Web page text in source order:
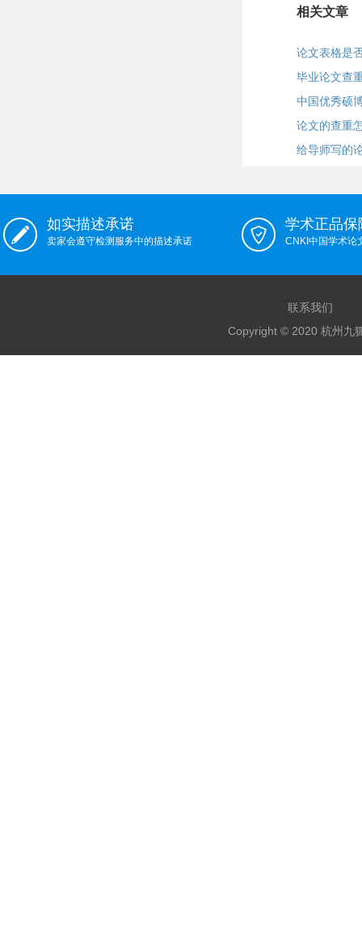
相关文章
论文表格是
毕业论文查
中国优秀硕
论文的查重
给导师写的
如实描述承诺
卖家会遵守检测服务中的描述承诺
学术正品保
CNKI中国学术论
联系我们
Copyright © 2020 杭州九